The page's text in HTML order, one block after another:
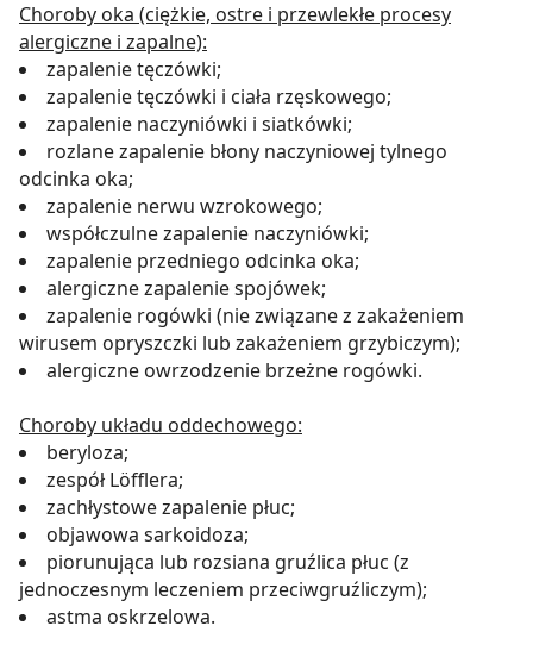
Choroby oka (ciężkie, ostre i przewlekłe procesy
alergiczne i zapalne):
zapalenie tęczówki;
zapalenie tęczówki i ciała rzęskowego;
zapalenie naczyniówki i siatkówki;
rozlane zapalenie błony naczyniowej tylnego
odcinka oka;
zapalenie nerwu wzrokowego;
współczulne zapalenie naczyniówki;
zapalenie przedniego odcinka oka;
alergiczne zapalenie spojówek;
zapalenie rogówki (nie związane z zakażeniem
wirusem opryszczki lub zakażeniem grzybiczym);
alergiczne owrzodzenie brzeżne rogówki.
Choroby układu oddechowego:
beryloza;
zespół Löfflera;
zachłystowe zapalenie płuc;
objawowa sarkoidoza;
piorunująca lub rozsiana gruźlica płuc (z
jednoczesnym leczeniem przeciwgruźliczym);
astma oskrzelowa.